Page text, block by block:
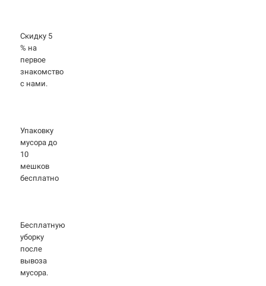
Скидку 5
% на
первое
знакомство
с нами.
Упаковку
мусора до
10
мешков
бесплатно
Бесплатную
уборку
после
вывоза
мусора.